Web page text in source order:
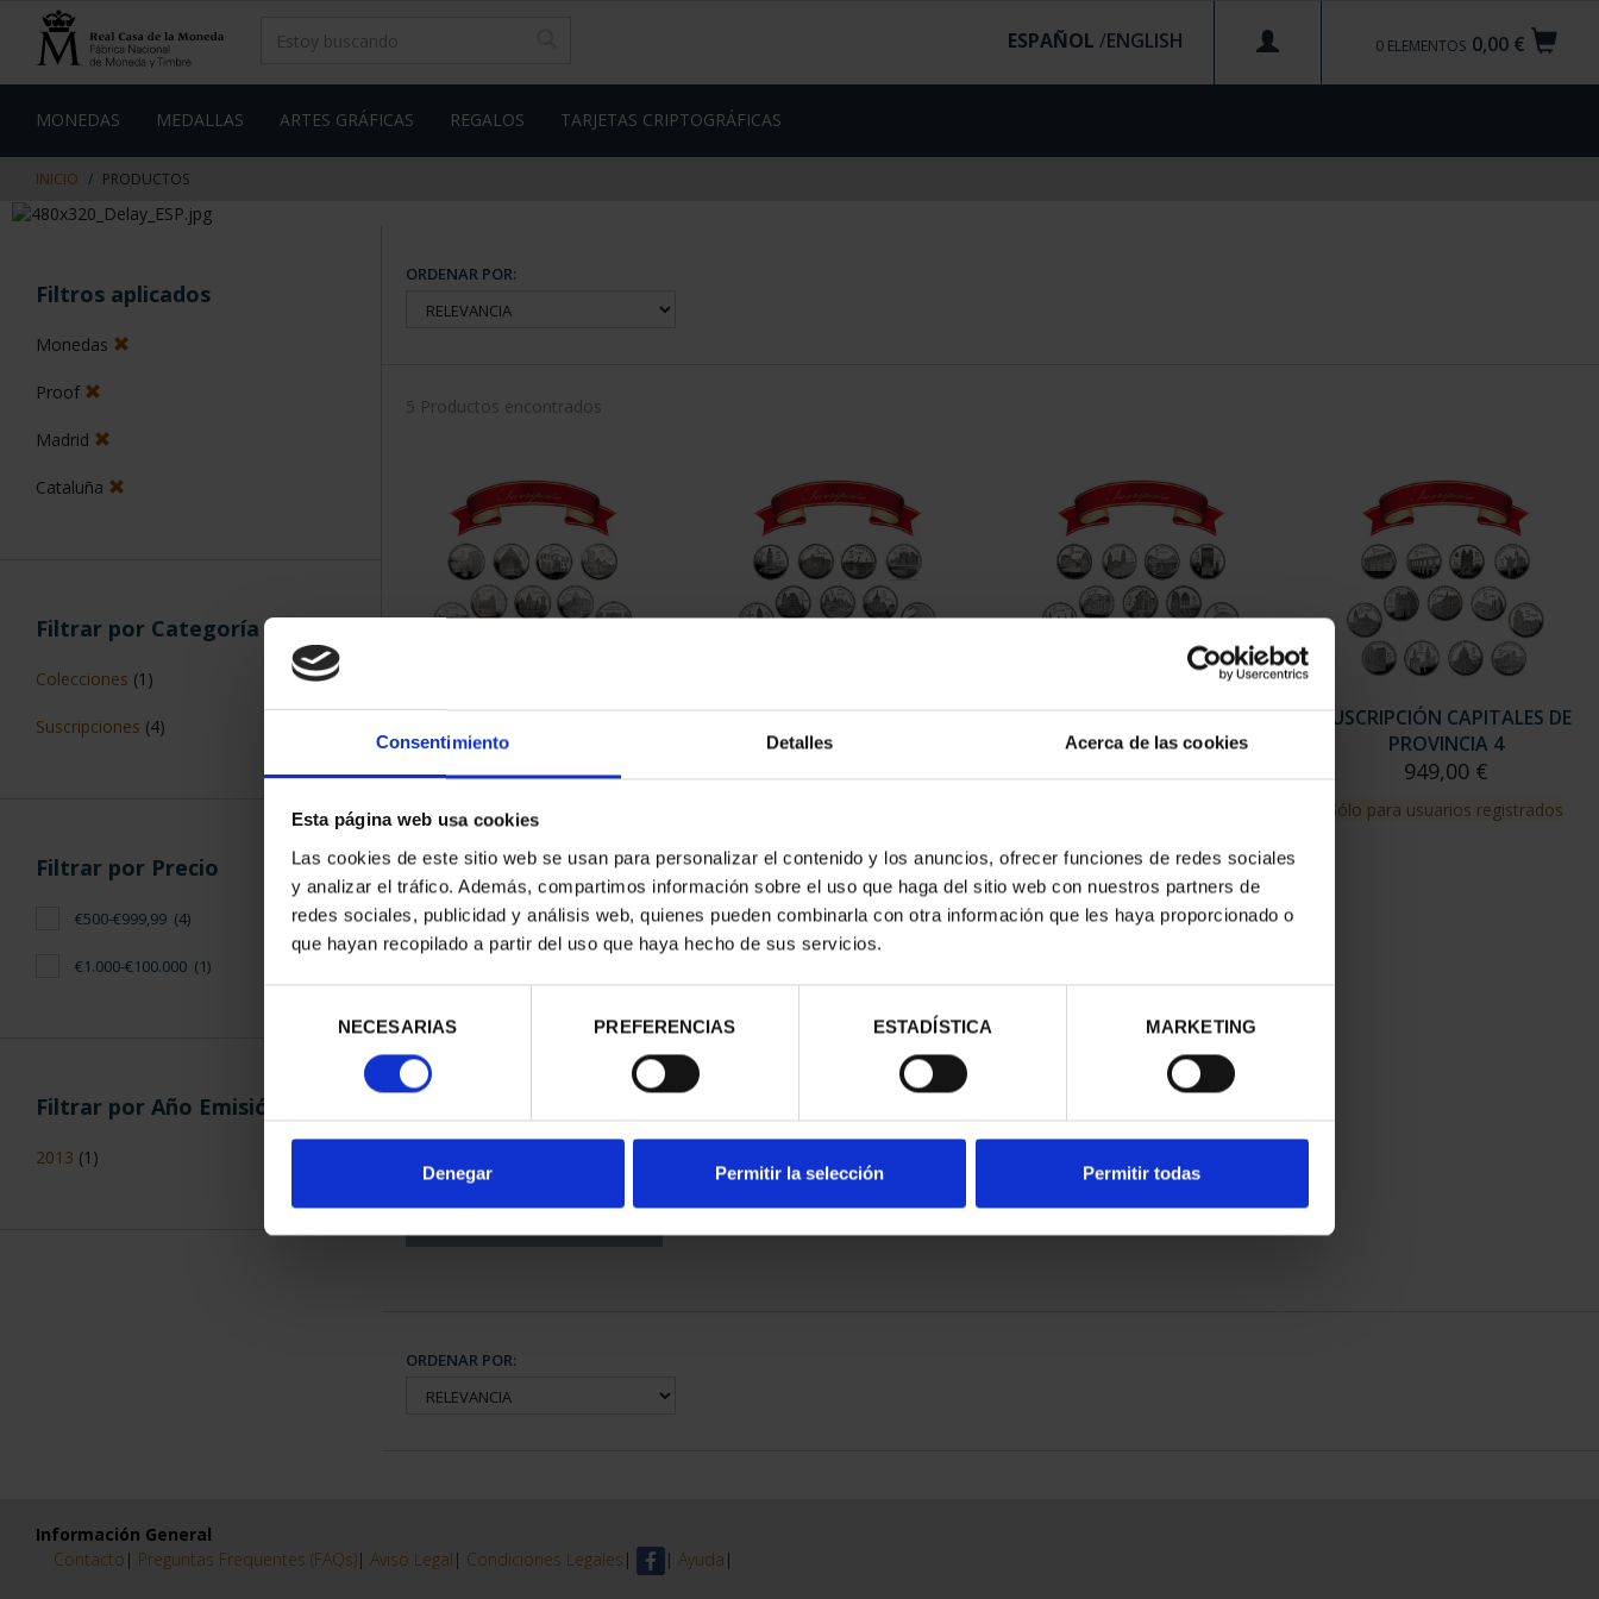
Consentimiento Detalles Acerca de las cookies
Esta página web usa cookies
Las cookies de este sitio web se usan para personalizar el contenido y los anuncios, ofrecer funciones de redes sociales
y analizar el tráfico. Además, compartimos información sobre el uso que haga del sitio web con nuestros partners de
redes sociales, publicidad y análisis web, quienes pueden combinarla con otra información que les haya proporcionado o
que hayan recopilado a partir del uso que haya hecho de sus servicios.
consentimiento
NECESARIAS PREFERENCIAS ESTADÍSTICA MARKETING
Denegar Permitir la selección Permitir todas
contenido
de
0,00 €
0 ELEMENTOS
ESPAÑOL /
MONEDAS MEDALLAS ARTES GRÁFICAS REGALOS TARJETAS CRIPTOGRÁFICAS
INICIO PRODUCTOS
Filtros aplicados
Monedas
Proof
Madrid
Cataluña
Filtrar por Categoría
Colecciones (1)
Suscripciones (4)
Filtrar por Precio
€500-€999,99 (4)
€1.000-€100.000 (1)
Filtrar por Año Emisión
2013 (1)
ORDENAR POR:
5 Productos encontrados
SUSCRIPCIÓN CAPITALES DE
PROVINCIA 1
949,00 €
Sólo para usuarios registrados
SUSCRIPCIÓN CAPITALES DE
PROVINCIA 2
949,00 €
SUSCRIPCIÓN CAPITALES DE
PROVINCIA 3
949,00 €
SUSCRIPCIÓN CAPITALES DE
PROVINCIA 4
949,00 €
Sólo para usuarios registrados
COLECCION COMPLET...
3.796,00 €
ORDENAR POR:
Información General
Contacto | Preguntas Frequentes (FAQs)| Aviso Legal | Condiciones Legales | | Ayuda |